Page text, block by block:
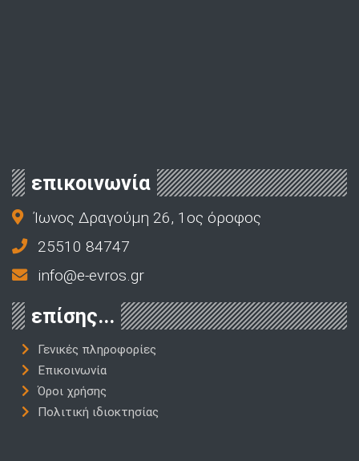
επικοινωνία
Ίωνος Δραγούμη 26, 1ος όροφος
25510 84747
info@e-evros.gr
επίσης...
Γενικές πληροφορίες
Επικοινωνία
Όροι χρήσης
Πολιτική ιδιοκτησίας